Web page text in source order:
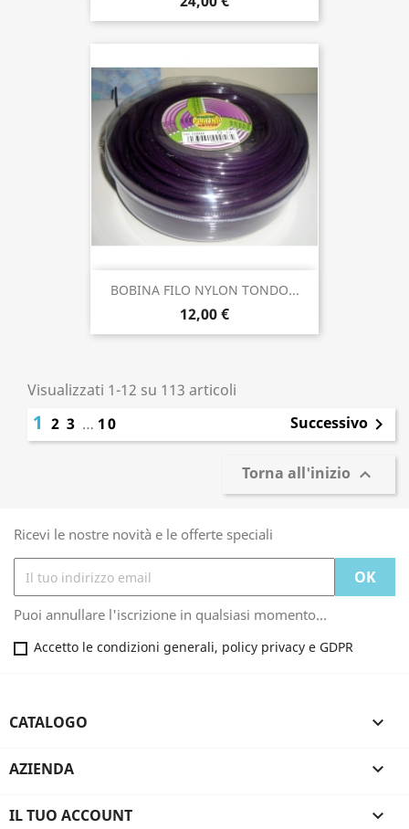
BOBINA FILO NYLON TONDO...
12,00 €
Visualizzati 1-12 su 113 articoli
1 2 3 … 10 Successivo 
Torna all'inizio 
Ricevi le nostre novità e le offerte speciali
Puoi annullare l'iscrizione in qualsiasi momento...
Accetto le condizioni generali, policy privacy e GDPR
CATALOGO 
AZIENDA 
IL TUO ACCOUNT 